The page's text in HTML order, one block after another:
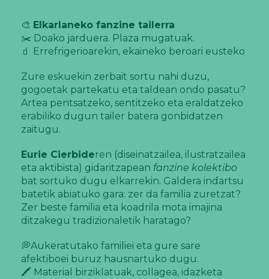
🎨 Elkarlaneko fanzine tailerra
✂️ Doako jarduera. Plaza mugatuak.
🧃 Errefrigerioarekin, ekaineko beroari eusteko
Zure eskuekin zerbait sortu nahi duzu,
gogoetak partekatu eta taldean ondo pasatu?
Artea pentsatzeko, sentitzeko eta eraldatzeko
erabiliko dugun tailer batera gonbidatzen
zaitugu.
Eurie Cierbideren (diseinatzailea, ilustratzailea
eta aktibista) gidaritzapean fanzine kolektibo
bat sortuko dugu elkarrekin. Galdera indartsu
batetik abiatuko gara: zer da familia zuretzat?
Zer beste familia eta koadrila mota imajina
ditzakegu tradizionaletik haratago?
💭Aukeratutako familiei eta gure sare
afektiboei buruz hausnartuko dugu.
🖍️ Material birziklatuak, collagea, idazketa